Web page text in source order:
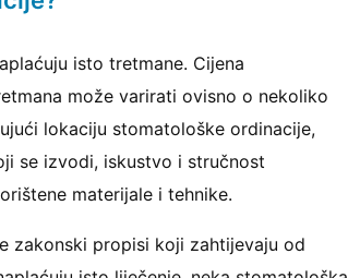
isto tretmane. Cijena
može varirati ovisno o nekoliko
lokaciju stomatološke ordinacije,
se izvodi, iskustvo i stručnost
materijale i tehnike.
zakonski propisi koji zahtijevaju od